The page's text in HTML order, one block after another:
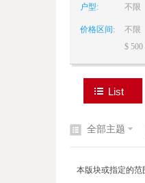
户型: 不限
价格区间: 不限
$ 500
List
全部主题
本版块或指定的范